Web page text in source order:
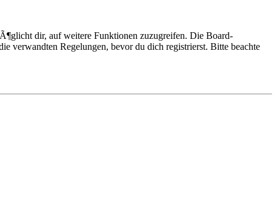
dir, auf weitere Funktionen zuzugreifen. Die Board-
verwandten Regelungen, bevor du dich registrierst. Bitte beachte